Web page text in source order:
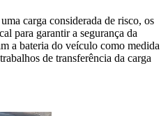
carga considerada de risco, os
para garantir a segurança da
a bateria do veículo como medida
de transferência da carga